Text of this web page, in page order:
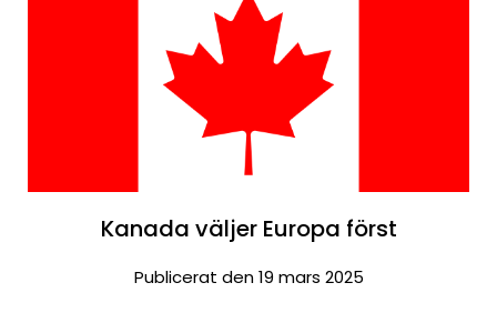
Kanada väljer Europa först
Publicerat den 19 mars 2025